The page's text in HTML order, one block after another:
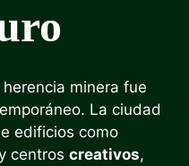
herencia minera fue
La ciudad
edificios como
centros creativos,